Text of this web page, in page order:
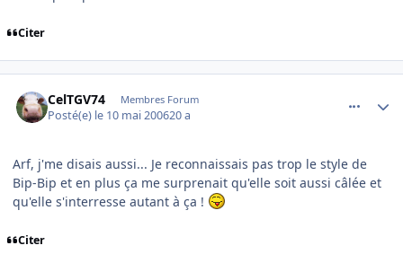
Citer
CelTGV74 Membres Forum
Posté(e) le 10 mai 200620 a
Arf, j'me disais aussi... Je reconnaissais pas trop le style de
Bip-Bip et en plus ça me surprenait qu'elle soit aussi câlée et
qu'elle s'interresse autant à ça !
Citer